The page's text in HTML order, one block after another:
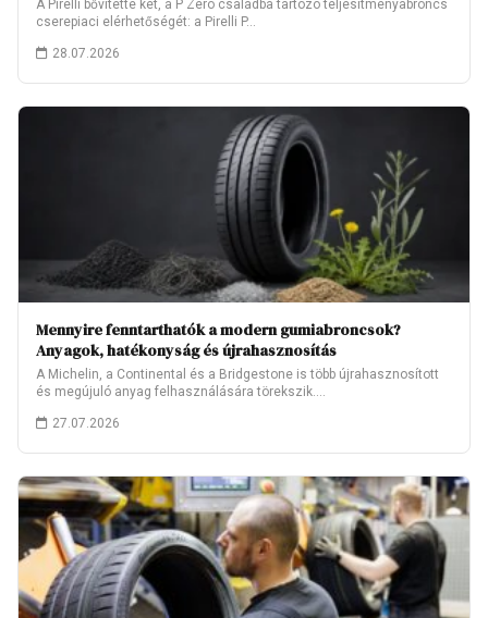
A Pirelli bővítette két, a P Zero családba tartozó teljesítményabroncs
cserepiaci elérhetőségét: a Pirelli P…
28.07.2026
Mennyire fenntarthatók a modern gumiabroncsok?
Anyagok, hatékonyság és újrahasznosítás
A Michelin, a Continental és a Bridgestone is több újrahasznosított
és megújuló anyag felhasználására törekszik.…
27.07.2026